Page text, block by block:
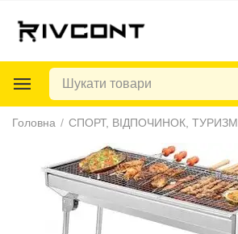
Головна / СПОРТ, ВІДПОЧИНОК, ТУРИЗМ